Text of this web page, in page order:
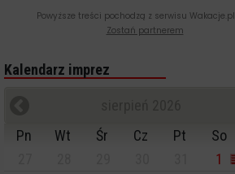
Powyższe treści pochodzą z serwisu Wakacje.pl
Zostań partnerem
Kalendarz imprez
Pn
Wt Śr Cz Pt So
1